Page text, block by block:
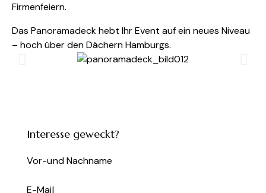
Firmenfeiern.
Das Panoramadeck hebt Ihr Event auf ein neues Niveau
– hoch über den Dächern Hamburgs.
Interesse geweckt?